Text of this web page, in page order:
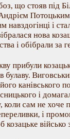
що стояв під
Потоцьким
і
нова
і обібрали за
прибули
булаву.
канівського
і
коли сам не
і
військо